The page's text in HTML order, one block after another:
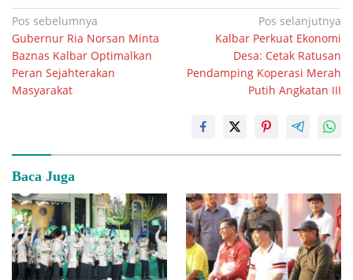
Navigasi
pos
Pos sebelumnya
Gubernur Ria Norsan Minta
Baznas Kalbar Optimalkan
Peran Sejahterakan
Masyarakat
Pos selanjutnya
Kalbar Perkuat Ekonomi
Desa: Cetak Ratusan
Pendamping Koperasi Merah
Putih Angkatan III
Baca Juga